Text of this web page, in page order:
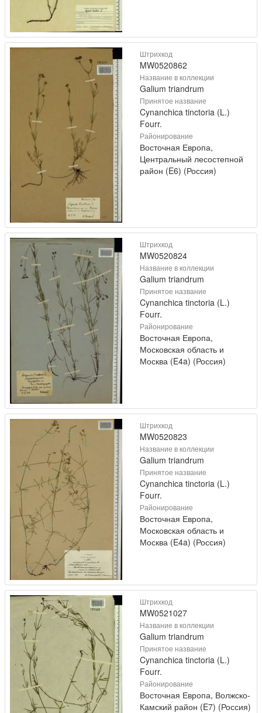
Штрихкод
MW0520862
Название в коллекции
Galium triandrum
Принятое название
Cynanchica tinctoria (L.)
Fourr.
Районирование
Восточная Европа,
Центральный лесостепной
район (E6) (Россия)
Штрихкод
MW0520824
Название в коллекции
Galium triandrum
Принятое название
Cynanchica tinctoria (L.)
Fourr.
Районирование
Восточная Европа,
Московская область и
Москва (E4a) (Россия)
Штрихкод
MW0520823
Название в коллекции
Galium triandrum
Принятое название
Cynanchica tinctoria (L.)
Fourr.
Районирование
Восточная Европа,
Московская область и
Москва (E4a) (Россия)
Штрихкод
MW0521027
Название в коллекции
Galium triandrum
Принятое название
Cynanchica tinctoria (L.)
Fourr.
Районирование
Восточная Европа, Волжско-
Камский район (E7) (Россия)